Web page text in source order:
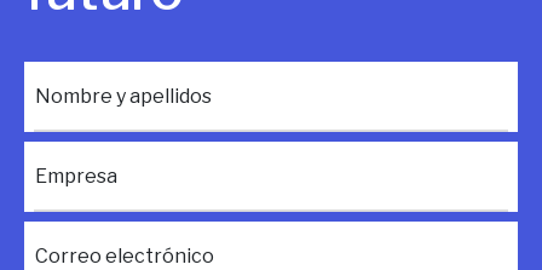
Nombre y apellidos
Empresa
Correo electrónico